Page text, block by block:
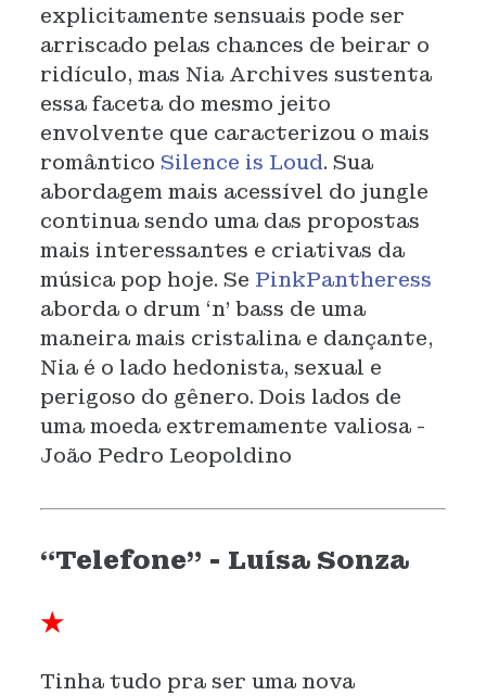
explicitamente sensuais pode ser
arriscado pelas chances de beirar o
ridículo, mas Nia Archives sustenta
essa faceta do mesmo jeito
envolvente que caracterizou o mais
romântico Silence is Loud. Sua
abordagem mais acessível do jungle
continua sendo uma das propostas
mais interessantes e criativas da
música pop hoje. Se PinkPantheress
aborda o drum ‘n’ bass de uma
maneira mais cristalina e dançante,
Nia é o lado hedonista, sexual e
perigoso do gênero. Dois lados de
uma moeda extremamente valiosa -
João Pedro Leopoldino
“Telefone” - Luísa Sonza
★
Tinha tudo pra ser uma nova